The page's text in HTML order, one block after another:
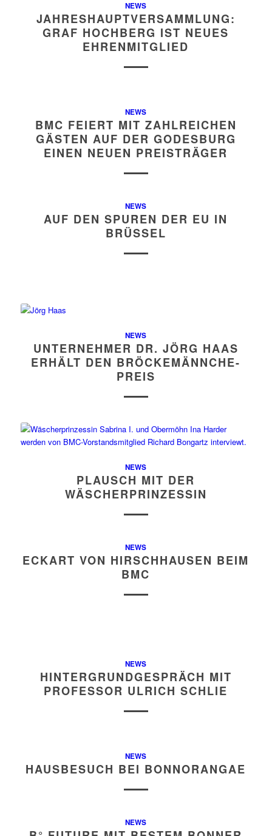
NEWS
JAHRESHAUPTVERSAMMLUNG:
GRAF HOCHBERG IST NEUES
EHRENMITGLIED
NEWS
BMC FEIERT MIT ZAHLREICHEN
GÄSTEN AUF DER GODESBURG
EINEN NEUEN PREISTRÄGER
NEWS
AUF DEN SPUREN DER EU IN
BRÜSSEL
NEWS
UNTERNEHMER DR. JÖRG HAAS
ERHÄLT DEN BRÖCKEMÄNNCHE-
PREIS
NEWS
PLAUSCH MIT DER
WÄSCHERPRINZESSIN
NEWS
ECKART VON HIRSCHHAUSEN BEIM
BMC
NEWS
HINTERGRUNDGESPRÄCH MIT
PROFESSOR ULRICH SCHLIE
NEWS
HAUSBESUCH BEI BONNORANGAE
NEWS